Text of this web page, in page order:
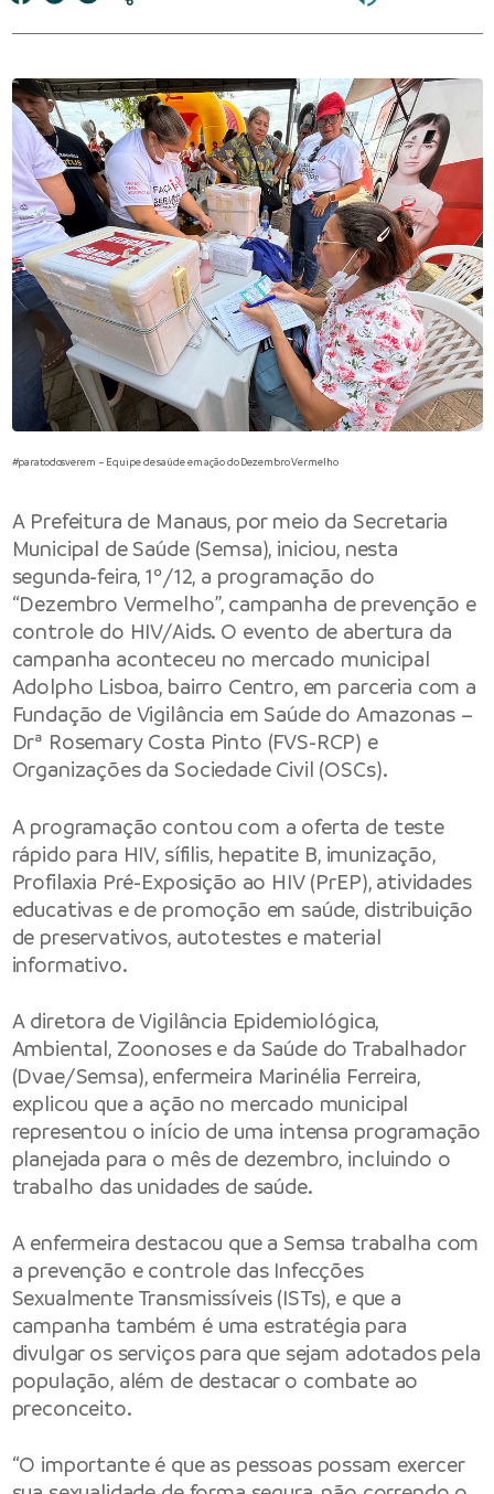
#paratodosverem – Equipe de saúde em ação do Dezembro Vermelho
A Prefeitura de Manaus, por meio da Secretaria
Municipal de Saúde (Semsa), iniciou, nesta
segunda-feira, 1º/12, a programação do
“Dezembro Vermelho”, campanha de prevenção e
controle do HIV/Aids. O evento de abertura da
campanha aconteceu no mercado municipal
Adolpho Lisboa, bairro Centro, em parceria com a
Fundação de Vigilância em Saúde do Amazonas –
Drª Rosemary Costa Pinto (FVS-RCP) e
Organizações da Sociedade Civil (OSCs).
A programação contou com a oferta de teste
rápido para HIV, sífilis, hepatite B, imunização,
Profilaxia Pré-Exposição ao HIV (PrEP), atividades
educativas e de promoção em saúde, distribuição
de preservativos, autotestes e material
informativo.
A diretora de Vigilância Epidemiológica,
Ambiental, Zoonoses e da Saúde do Trabalhador
(Dvae/Semsa), enfermeira Marinélia Ferreira,
explicou que a ação no mercado municipal
representou o início de uma intensa programação
planejada para o mês de dezembro, incluindo o
trabalho das unidades de saúde.
A enfermeira destacou que a Semsa trabalha com
a prevenção e controle das Infecções
Sexualmente Transmissíveis (ISTs), e que a
campanha também é uma estratégia para
divulgar os serviços para que sejam adotados pela
população, além de destacar o combate ao
preconceito.
“O importante é que as pessoas possam exercer